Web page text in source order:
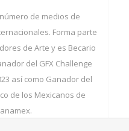
de medios de
Forma parte
de Arte y es Becario
del GFX Challenge
así como Ganador del
de los Mexicanos de